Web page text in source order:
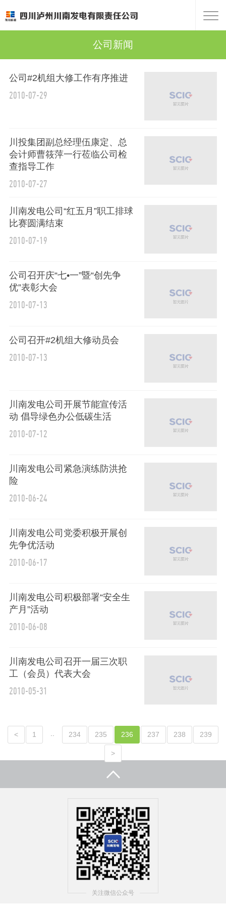
公司新闻
公司#2机组大修工作有序推进
2010-07-29
川投集团副总经理伍康定、总
会计师曹筱萍一行莅临公司检
查指导工作
2010-07-27
川南发电公司“红五月”职工排球
比赛圆满结束
2010-07-19
公司召开庆“七•一”暨“创先争
优”表彰大会
2010-07-13
公司召开#2机组大修动员会
2010-07-13
川南发电公司开展节能宣传活
动 倡导绿色办公低碳生活
2010-07-12
川南发电公司紧急演练防洪抢
险
2010-06-24
川南发电公司党委积极开展创
先争优活动
2010-06-17
川南发电公司积极部署“安全生
产月”活动
2010-06-08
川南发电公司召开一届三次职
工（会员）代表大会
2010-05-31
< 1 234 235 236 237 238 239
>
关注微信公众号